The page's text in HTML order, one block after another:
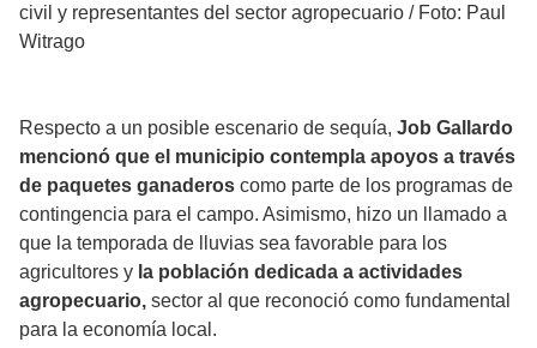
civil y representantes del sector agropecuario / Foto: Paul
Witrago
Respecto a un posible escenario de sequía, Job Gallardo
mencionó que el municipio contempla apoyos a través
de paquetes ganaderos como parte de los programas de
contingencia para el campo. Asimismo, hizo un llamado a
que la temporada de lluvias sea favorable para los
agricultores y la población dedicada a actividades
agropecuario, sector al que reconoció como fundamental
para la economía local.